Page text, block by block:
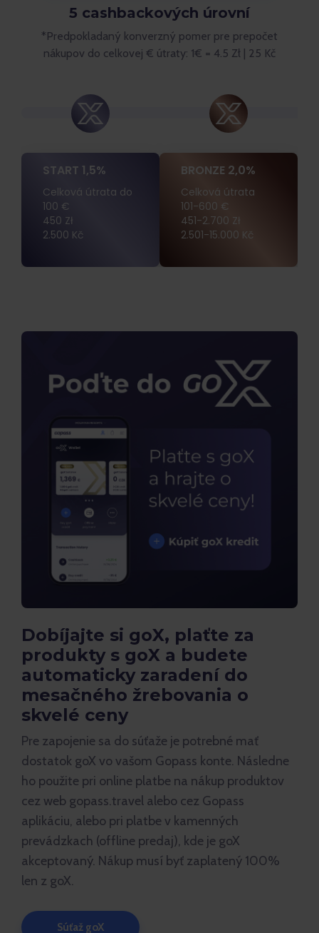
5 cashbackových úrovní
*Predpokladaný konverzný pomer pre prepočet
nákupov do celkovej € útraty: 1€ = 4.5 Zł | 25 Kč
START 1,5%
Celková útrata do
100 €
450 Zł
2.500 Kč
BRONZE 2,0%
Celková útrata
101-600 €
451-2.700 Zł
2.501-15.000 Kč
Dobíjajte si goX, plaťte za
produkty s goX a budete
automaticky zaradení do
mesačného žrebovania o
skvelé ceny
Pre zapojenie sa do súťaže je potrebné mať
dostatok goX vo vašom Gopass konte. Následne
ho použite pri online platbe na nákup produktov
cez web gopass.travel alebo cez Gopass
aplikáciu, alebo pri platbe v kamenných
prevádzkach (offline predaj), kde je goX
akceptovaný. Nákup musí byť zaplatený 100%
len z goX.
Súťaž goX